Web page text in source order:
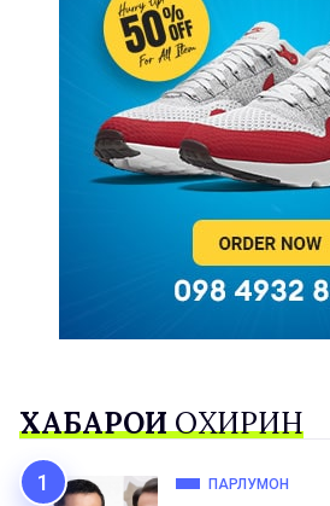
ХАБАРҲОИОХИРИН
ПАРЛУМОН